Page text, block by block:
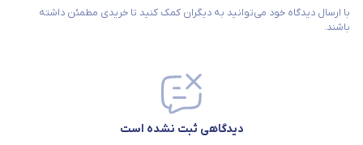
با ارسال دیدگاه خود می‌توانید به دیگران کمک کنید تا خریدی مطمئن داشته
باشند.
دیدگاهی ثبت نشده است